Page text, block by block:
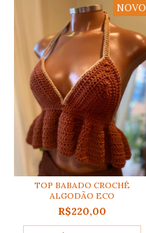
NOVO
TOP BABADO CROCHÊ
ALGODÃO ECO
R$220,00